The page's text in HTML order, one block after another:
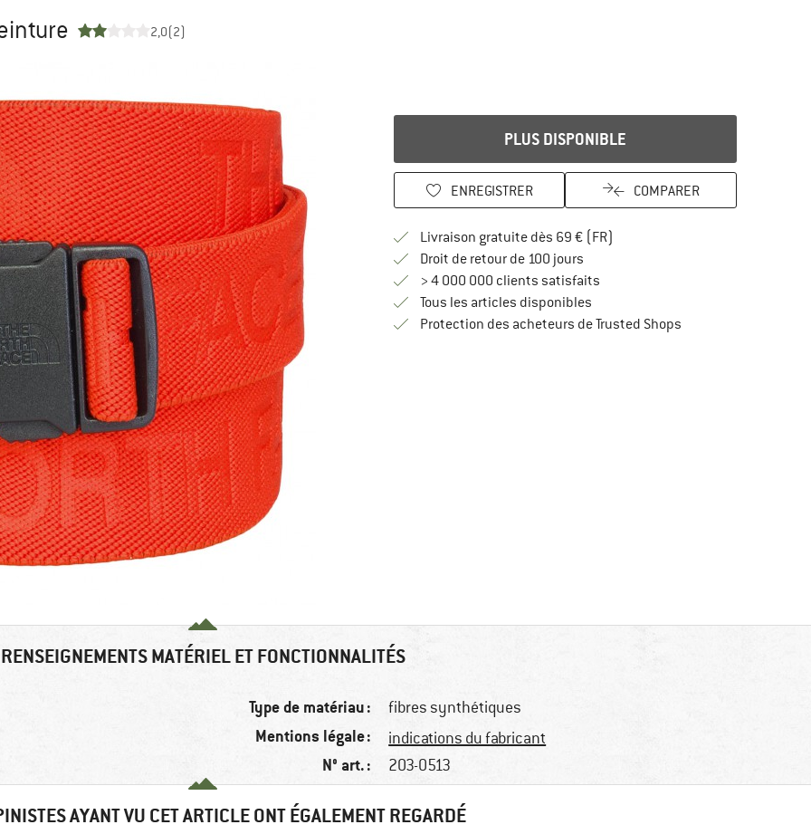
2,0(2)
PLUS DISPONIBLE
ENREGISTRER COMPARER
Livraison gratuite dès 69 € (FR)
Droit de retour de 100 joursTrouve les informations de
> 4 000 000 clients satisfaits
Tous les articles disponibles
Protection des acheteurs de Trusted ShopsTrouve toutes les
RENSEIGNEMENTS MATÉRIEL ET FONCTIONNALITÉS
Type de matériau : fibres synthétiques
Mentions légale : indications du fabricant
N° art. : 203-0513
AYANT VU CET ARTICLE ONT ÉGALEMENT REGARDÉ